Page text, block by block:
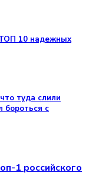
ТОП 10 надежных
туда слили
бороться с
1 российского